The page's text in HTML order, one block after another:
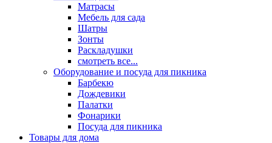
Матрасы
Мебель для сада
Шатры
Зонты
Раскладушки
смотреть все...
Оборудование и посуда для пикника
Барбекю
Дождевики
Палатки
Фонарики
Посуда для пикника
Товары для дома